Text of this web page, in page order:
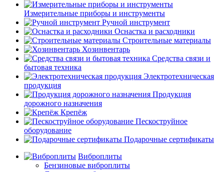
Измерительные приборы и инструменты
Ручной инструмент
Оснастка и расходники
Строительные материалы
Хозинвентарь
Средства связи и
бытовая техника
Электротехническая
продукция
Продукция
дорожного назначения
Крепёж
Пескоструйное
оборудование
Подарочные сертификаты
Виброплиты
Бензиновые виброплиты